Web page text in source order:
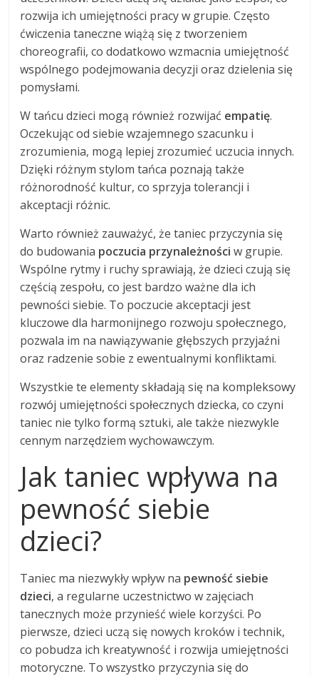
rozwija ich umiejętności pracy w grupie. Często
ćwiczenia taneczne wiążą się z tworzeniem
choreografii, co dodatkowo wzmacnia umiejętność
wspólnego podejmowania decyzji oraz dzielenia się
pomysłami.
W tańcu dzieci mogą również rozwijać empatię.
Oczekując od siebie wzajemnego szacunku i
zrozumienia, mogą lepiej zrozumieć uczucia innych.
Dzięki różnym stylom tańca poznają także
różnorodność kultur, co sprzyja tolerancji i
akceptacji różnic.
Warto również zauważyć, że taniec przyczynia się
do budowania poczucia przynależności w grupie.
Wspólne rytmy i ruchy sprawiają, że dzieci czują się
częścią zespołu, co jest bardzo ważne dla ich
pewności siebie. To poczucie akceptacji jest
kluczowe dla harmonijnego rozwoju społecznego,
pozwala im na nawiązywanie głębszych przyjaźni
oraz radzenie sobie z ewentualnymi konfliktami.
Wszystkie te elementy składają się na kompleksowy
rozwój umiejętności społecznych dziecka, co czyni
taniec nie tylko formą sztuki, ale także niezwykle
cennym narzędziem wychowawczym.
Jak taniec wpływa na
pewność siebie
dzieci?
Taniec ma niezwykły wpływ na pewność siebie
dzieci, a regularne uczestnictwo w zajęciach
tanecznych może przynieść wiele korzyści. Po
pierwsze, dzieci uczą się nowych kroków i technik,
co pobudza ich kreatywność i rozwija umiejętności
motoryczne. To wszystko przyczynia się do